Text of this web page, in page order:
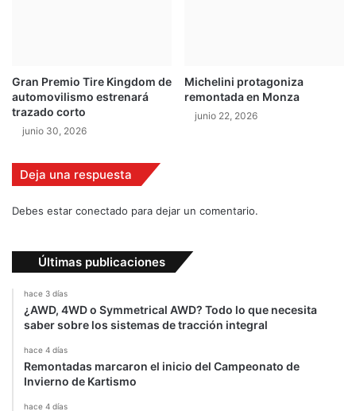
d
o
e
C
F
0
Gran Premio Tire Kingdom de
automovilismo estrenará
trazado corto
junio 30, 2026
Michelini protagoniza
remontada en Monza
junio 22, 2026
Deja una respuesta
Debes estar conectado para dejar un comentario.
Últimas publicaciones
hace 3 días
¿AWD, 4WD o Symmetrical AWD? Todo lo que necesita
saber sobre los sistemas de tracción integral
hace 4 días
Remontadas marcaron el inicio del Campeonato de
Invierno de Kartismo
hace 4 días